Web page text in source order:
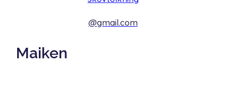
@gmail.com
Maiken